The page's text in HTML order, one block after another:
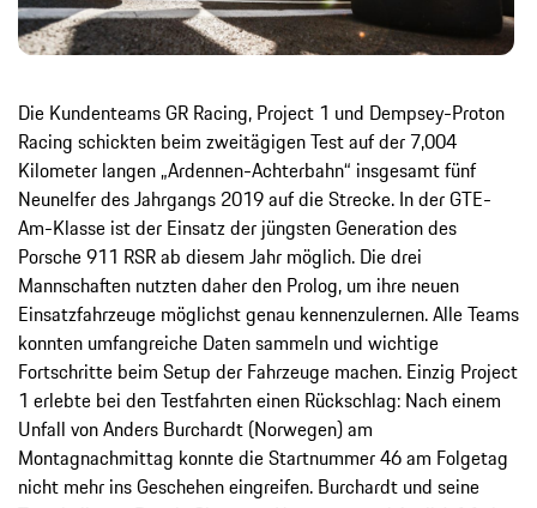
Die Kundenteams GR Racing, Project 1 und Dempsey-Proton
Racing schickten beim zweitägigen Test auf der 7,004
Kilometer langen „Ardennen-Achterbahn“ insgesamt fünf
Neunelfer des Jahrgangs 2019 auf die Strecke. In der GTE-
Am-Klasse ist der Einsatz der jüngsten Generation des
Porsche 911 RSR ab diesem Jahr möglich. Die drei
Mannschaften nutzten daher den Prolog, um ihre neuen
Einsatzfahrzeuge möglichst genau kennenzulernen. Alle Teams
konnten umfangreiche Daten sammeln und wichtige
Fortschritte beim Setup der Fahrzeuge machen. Einzig Project
1 erlebte bei den Testfahrten einen Rückschlag: Nach einem
Unfall von Anders Burchardt (Norwegen) am
Montagnachmittag konnte die Startnummer 46 am Folgetag
nicht mehr ins Geschehen eingreifen. Burchardt und seine